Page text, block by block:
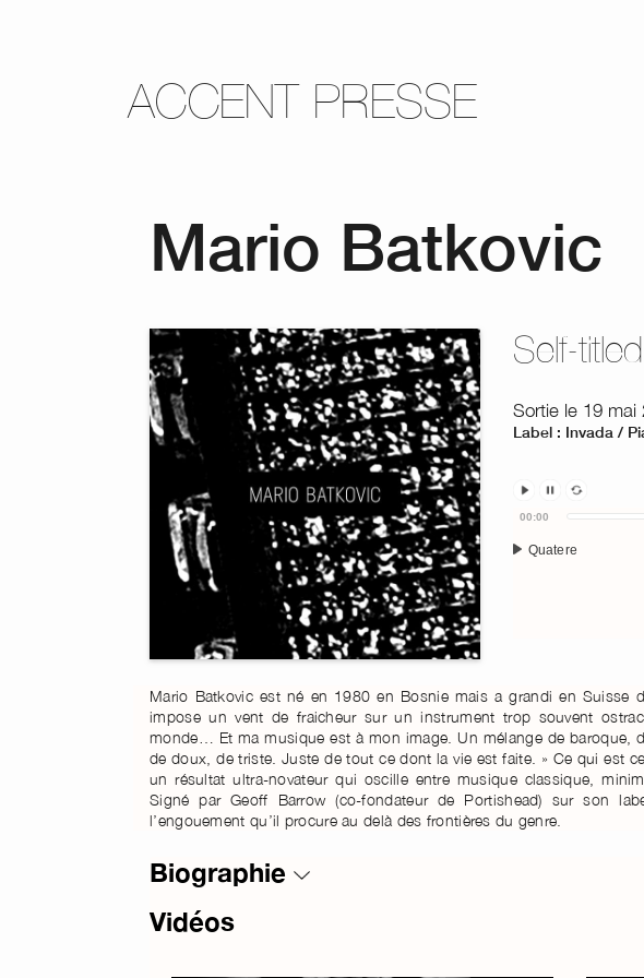
ACCENT PRESSE
Mario Batkovic
Self-titled
Sortie le 19 mai
Label : Invada /
Audio
Player
Quatere
00:00
Mario Batkovic est né en 1980 en Bosnie mais a grandi en Suisse
impose un vent de fraicheur sur un instrument trop souvent
monde… Et ma musique est à mon image. Un mélange de baroque,
de doux, de triste. Juste de tout ce dont la vie est faite. » Ce qui est
un résultat ultra-novateur qui oscille entre musique classique,
Signé par Geoff Barrow (co-fondateur de Portishead) sur son
l’engouement qu’il procure au delà des frontières du genre.
Biographie
Vidéos